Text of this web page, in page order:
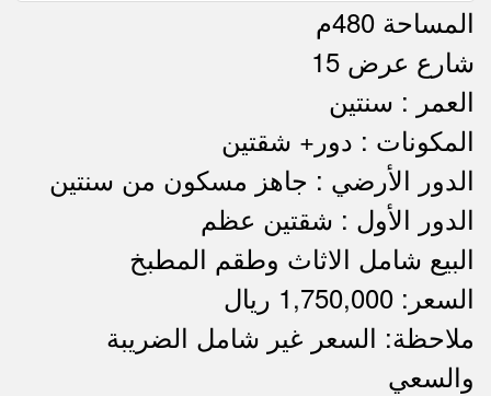
المساحة 480م
شارع عرض 15
العمر : سنتين
المكونات : دور+ شقتين
الدور الأرضي : جاهز مسكون من سنتين
الدور الأول : شقتين عظم
البيع شامل الاثاث وطقم المطبخ
السعر: 1,750,000 ريال
ملاحظاتملاحظة: السعر غير شامل الضريبة
والسعي